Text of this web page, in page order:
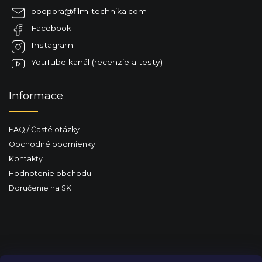
podpora@film-technika.com
Facebook
Instagram
YouTube kanál (recenzie a testy)
Informace
FAQ / Časté otázky
Obchodné podmienky
Kontakty
Hodnotenie obchodu
Doručenie na SK